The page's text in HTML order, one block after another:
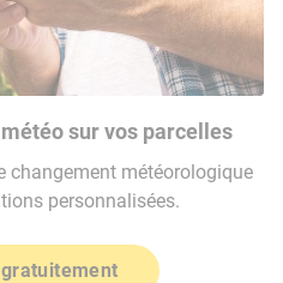
sur vos parcelles
changement météorologique
personnalisées.